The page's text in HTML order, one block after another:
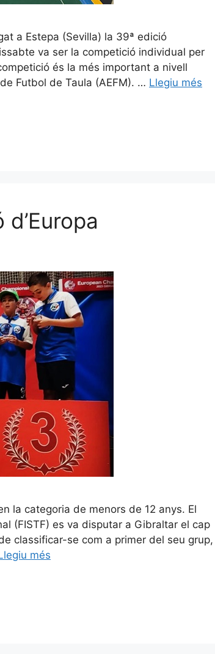
a Estepa (Sevilla) la 39ª edició
va ser la competició individual per
és la més important a nivell
Futbol de Taula (AEFM). … Llegiu més
la categoria de menors de 12 anys. El
(FISTF) es va disputar a Gibraltar el cap
classificar-se com a primer del seu grup,
més